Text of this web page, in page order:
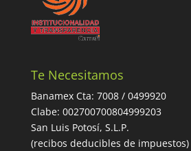
Te Necesitamos
Banamex Cta: 7008 / 0499920
Clabe: 002700700804999203
San Luis Potosí, S.L.P.
(recibos deducibles de impuestos)